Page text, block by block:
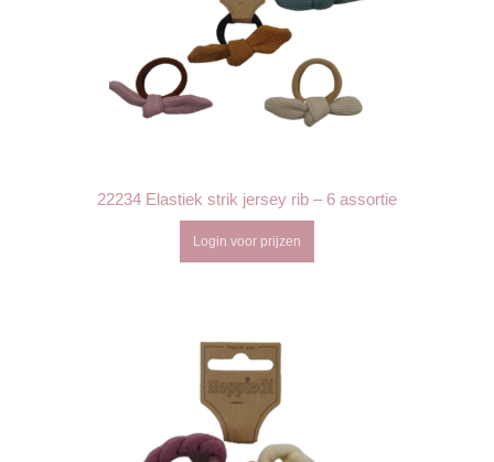
22234 Elastiek strik jersey rib – 6 assortie
Login voor prijzen